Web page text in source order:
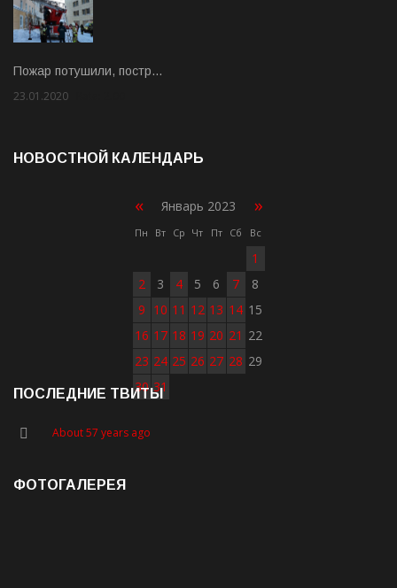
Пожар потушили, постр…
23.01.2020
НОВОСТНОЙ КАЛЕНДАРЬ
« Январь 2023 »
Пн Вт Ср Чт Пт Сб Вс
1
2
3 4 5 6 7
8
9 10 11 12 13 14 15
16 17 18 19 20 21 22
23 24 25 26 27 28 29
30 31
ПОСЛЕДНИЕ ТВИТЫ
About 57 years ago
ФОТОГАЛЕРЕЯ